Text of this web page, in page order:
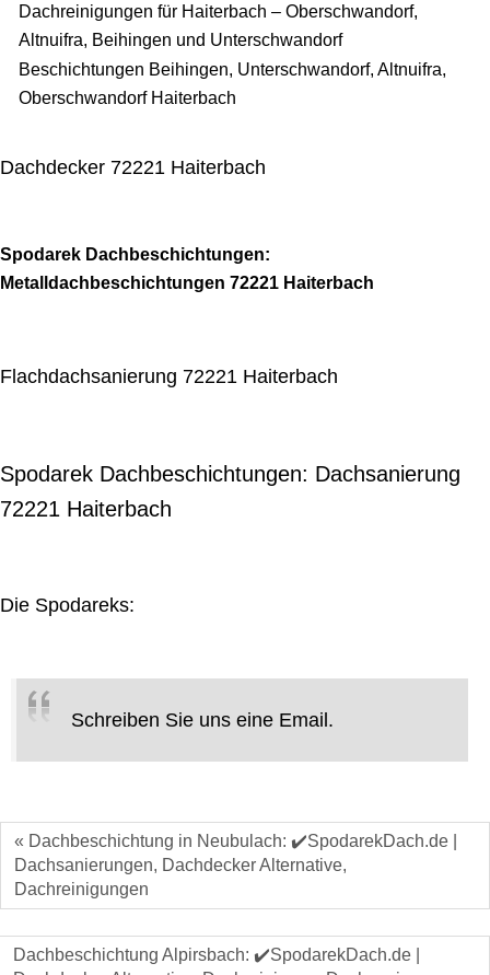
Dachreinigungen für Haiterbach – Oberschwandorf,
Altnuifra, Beihingen und Unterschwandorf
Beschichtungen Beihingen, Unterschwandorf, Altnuifra,
Oberschwandorf Haiterbach
Dachdecker 72221 Haiterbach
Spodarek Dachbeschichtungen:
Metalldachbeschichtungen 72221 Haiterbach
Flachdachsanierung 72221 Haiterbach
Spodarek Dachbeschichtungen: Dachsanierung
72221 Haiterbach
Die Spodareks:
Schreiben Sie uns eine Email.
« Dachbeschichtung in Neubulach: ✔️SpodarekDach.de |
Dachsanierungen, Dachdecker Alternative,
Dachreinigungen
Dachbeschichtung Alpirsbach: ✔️SpodarekDach.de |